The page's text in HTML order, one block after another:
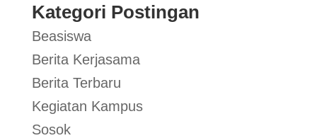
Kategori Postingan
Beasiswa
Berita Kerjasama
Berita Terbaru
Kegiatan Kampus
Sosok